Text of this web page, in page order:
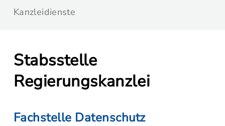
Kanzleidienste
Stabsstelle
Regierungskanzlei
Fachstelle Datenschutz